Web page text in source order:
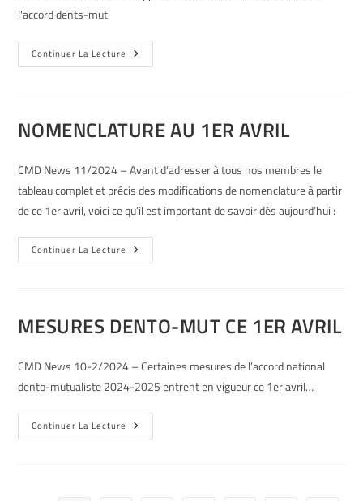
l'accord dents-mut
Continuer La Lecture
NOMENCLATURE AU 1ER AVRIL
CMD News 11/2024 – Avant d’adresser à tous nos membres le
tableau complet et précis des modifications de nomenclature à partir
de ce 1er avril, voici ce qu’il est important de savoir dès aujourd’hui :
Continuer La Lecture
MESURES DENTO-MUT CE 1ER AVRIL
CMD News 10-2/2024 – Certaines mesures de l’accord national
dento-mutualiste 2024-2025 entrent en vigueur ce 1er avril…
Continuer La Lecture